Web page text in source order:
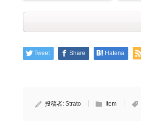
Tweet Share Hatena
投稿者: Strato Item